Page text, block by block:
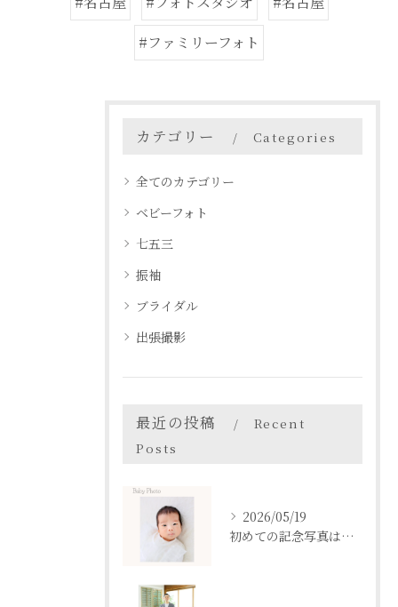
#ファミリーフォト
カテゴリー Categories
全てのカテゴリー
ベビーフォト
七五三
振袖
ブライダル
出張撮影
最近の投稿
Recent
Posts
2026/05/19
初めての記念写真はは、DEAR STUDIOで。